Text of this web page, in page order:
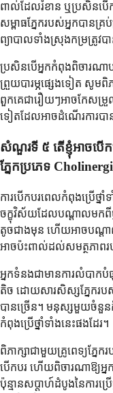
ពាល់ដែលរំខាន ឬប្រសិនបើក
សម្ពាធភ្នែករបស់អ្នកបាន
ព្យាបាលទាំងស្រុងកម្រត្រូ
ប្រសិនបើអ្នកកំពុងពិចារណា
ព្រួយបារម្ភផ្សេងទៀត សូមពិភ
ពួកគេជារឿយៗអាចកែសម្រួ
ទៀតដែលអាចដំណើរការបា
សំណួរទី ៥ តើខ្ញុំអាចបើក
ភ្នែកប្រភេទ
ការបើកបរពេលកំពុងប្រើថ្ន
ចក្ខុវិស័យដែលបណ្តាលមកពីថ្
តូចជាងមុន ហើយអាចបណ្តា
អាចប៉ះពាល់ដល់សមត្ថភាពរ
អ្នកទំនងជាមានការលំបាកបំ
តិច ដោយសារសិស្សភ្នែករប
បានច្រើន។ មនុស្សមួយចំនួនក៏
កំពុងប្រើថ្នាំទាំងនេះផងដែរ។
ពិភាក្សាជាមួយគ្រូពេទ្យភ្នែក
បើកបរ ហើយពិចារណាឱ្យអ្ន
ប៉ុន្មានសប្តាហ៍ដំបូងនៃការប្